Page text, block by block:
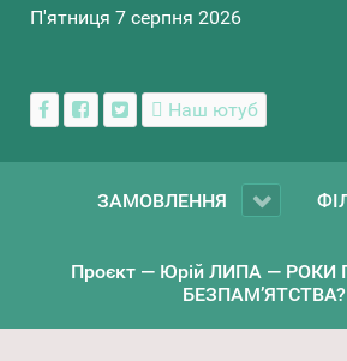
П'ятниця 7 серпня 2026
Наш ютуб
ЗАМОВЛЕННЯ
Проєкт — Юрій ЛИПА — РОКИ